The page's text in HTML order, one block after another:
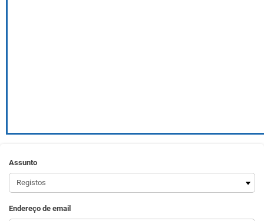
Assunto
Endereço de email